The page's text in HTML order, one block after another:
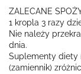
ZALECANE
1 kropla 3 razy
Nie należy
dnia.
Suplementy diety
(zamiennik)